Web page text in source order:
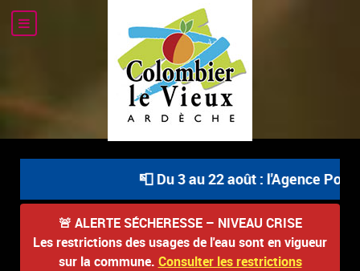
📮 Du 3 au 22 août : l'Agence
🚨 ALERTE SÉCHERESSE – NIVEAU CRISE
Les restrictions des usages de l'eau sont en vigueur
sur la commune. Consulter les restrictions